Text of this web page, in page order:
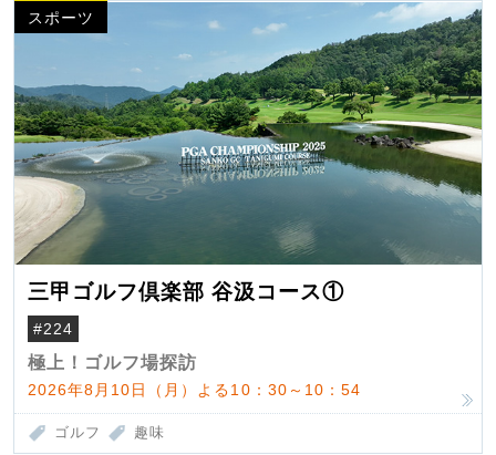
スポーツ
三甲ゴルフ倶楽部 谷汲コース①
#224
極上！ゴルフ場探訪
2026年8月10日（月）よる10：30～10：54
ゴルフ 趣味